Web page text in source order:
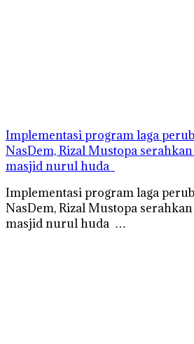
Implementasi program laga
NasDem, Rizal Mustopa
masjid nurul huda
Implementasi program laga
NasDem, Rizal Mustopa
masjid nurul huda …